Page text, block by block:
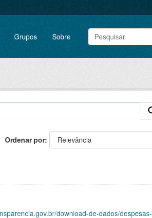
Grupos Sobre
Ordenar por
download-de-dados/despesas-